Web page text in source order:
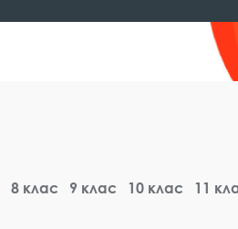
8 клас 9 клас 10 клас 11